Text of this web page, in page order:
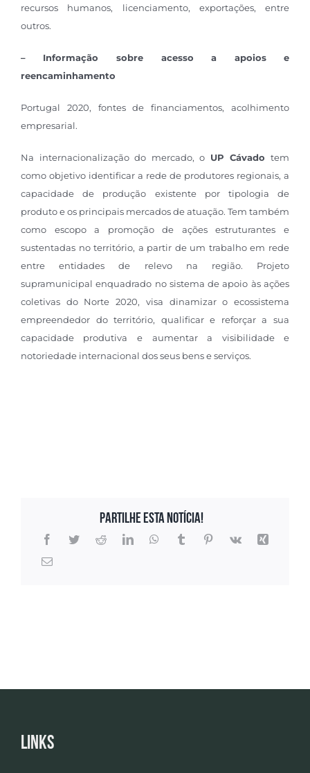
recursos humanos, licenciamento, exportações, entre
outros.
– Informação sobre acesso a apoios e
reencaminhamento
Portugal 2020, fontes de financiamentos, acolhimento
empresarial.
Na internacionalização do mercado, o UP Cávado tem
como objetivo identificar a rede de produtores regionais, a
capacidade de produção existente por tipologia de
produto e os principais mercados de atuação. Tem também
como escopo a promoção de ações estruturantes e
sustentadas no território, a partir de um trabalho em rede
entre entidades de relevo na região. Projeto
supramunicipal enquadrado no sistema de apoio às ações
coletivas do Norte 2020, visa dinamizar o ecossistema
empreendedor do território, qualificar e reforçar a sua
capacidade produtiva e aumentar a visibilidade e
notoriedade internacional dos seus bens e serviços.
Partilhe esta notícia!
Links